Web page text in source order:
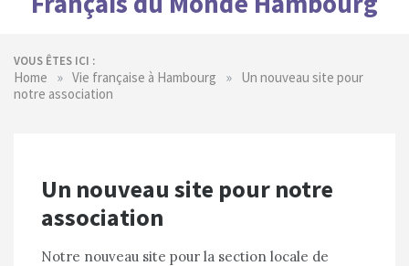
VOUS ÊTES ICI :
Home » Vie française à Hambourg » Un nouveau site pour
notre association
Un nouveau site pour notre
association
Notre nouveau site pour la section locale de